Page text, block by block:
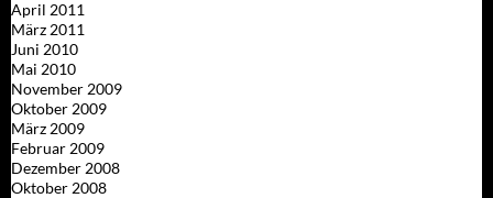
April 2011
März 2011
Juni 2010
Mai 2010
November 2009
Oktober 2009
März 2009
Februar 2009
Dezember 2008
Oktober 2008